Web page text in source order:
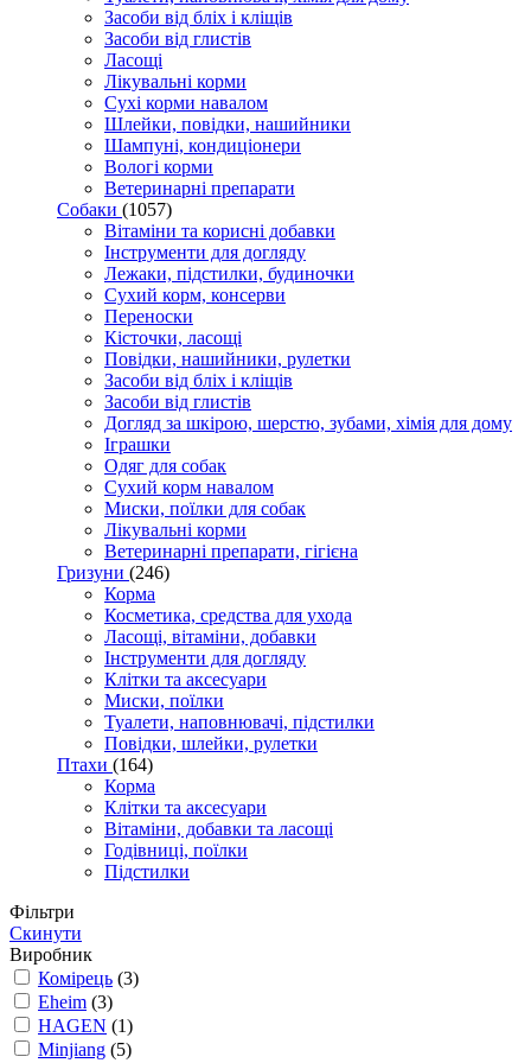
Засоби від бліх і кліщів
Засоби від глистів
Ласощі
Лікувальні корми
Сухі корми навалом
Шлейки, повідки, нашийники
Шампуні, кондиціонери
Вологі корми
Ветеринарні препарати
Собаки (1057)
Вітаміни та корисні добавки
Інструменти для догляду
Лежаки, підстилки, будиночки
Сухий корм, консерви
Переноски
Кісточки, ласощі
Повідки, нашийники, рулетки
Засоби від бліх і кліщів
Засоби від глистів
Догляд за шкірою, шерстю, зубами, хімія для дому
Іграшки
Одяг для собак
Сухий корм навалом
Миски, поїлки для собак
Лікувальні корми
Ветеринарні препарати, гігієна
Гризуни (246)
Корма
Косметика, средства для ухода
Ласощі, вітаміни, добавки
Інструменти для догляду
Клітки та аксесуари
Миски, поїлки
Туалети, наповнювачі, підстилки
Повідки, шлейки, рулетки
Птахи (164)
Корма
Клітки та аксесуари
Вітаміни, добавки та ласощі
Годівниці, поїлки
Підстилки
Фільтри
Скинути
Виробник
Комірець (3)
Eheim (3)
HAGEN (1)
Minjiang (5)